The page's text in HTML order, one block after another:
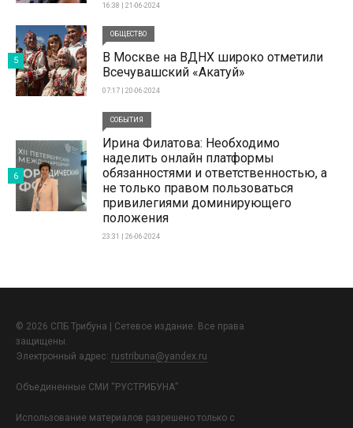
16:38 | 21-06-2024
ОБЩЕСТВО
В Москве на ВДНХ широко отметили
Всечувашский «Акатуй»
07:17 | 20-06-2024
5
СОБЫТИЯ
Ирина Филатова: Необходимо
наделить онлайн платформы
обязанностями и ответственностью, а
не только правом пользоваться
привилегиями доминирующего
положения
23:31 | 26-06-2024
6
© 2026 СПБ Трибуна | Сетевое издание. Все права
защищены.
Электронный адрес: rustribuna@yandex.ru
Объединенные СМИ “РУСТРИБУНА”
Использование материалов разрешено только с